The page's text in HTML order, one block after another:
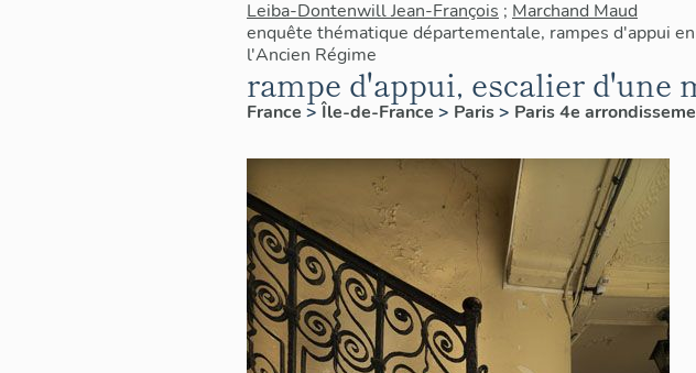
Leiba-Dontenwill Jean-François ; Marchand Maud
enquête thématique départementale, rampes d'appui
l'Ancien Régime
rampe d'appui, escalier d'une
France > Île-de-France > Paris> Paris 4e